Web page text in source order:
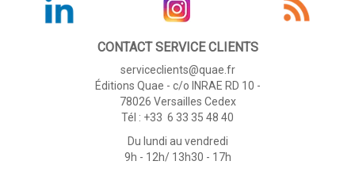
CONTACT SERVICE CLIENTS
serviceclients@quae.fr
Éditions Quae - c/o INRAE RD 10 -
78026 Versailles Cedex
Tél : +33 6 33 35 48 40
Du lundi au vendredi
9h - 12h/ 13h30 - 17h